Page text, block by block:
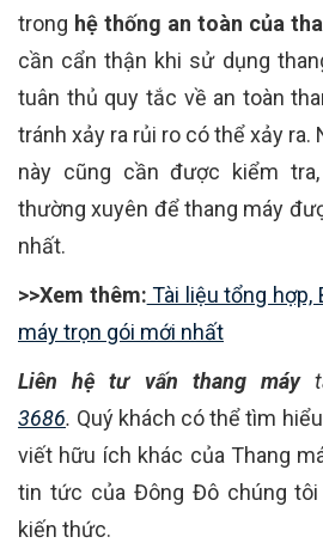
trong hệ thống an toàn của
cần cẩn thận khi sử dụng
tuân thủ quy tắc về an toàn
tránh xảy ra rủi ro có thể xảy ra.
này cũng cần được kiểm
thường xuyên để thang máy
nhất.
>>Xem thêm: Tài liệu tổng hợp,
máy trọn gói mới nhất
Liên hệ tư vấn thang máy
3686. Quý khách có thể tìm
viết hữu ích khác của Thang
tin tức của Đông Đô chúng
kiến thức.